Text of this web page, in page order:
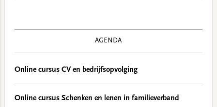
AGENDA
Online cursus CV en bedrijfsopvolging
Online cursus Schenken en lenen in familieverband